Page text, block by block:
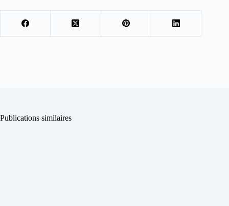
Publications similaires